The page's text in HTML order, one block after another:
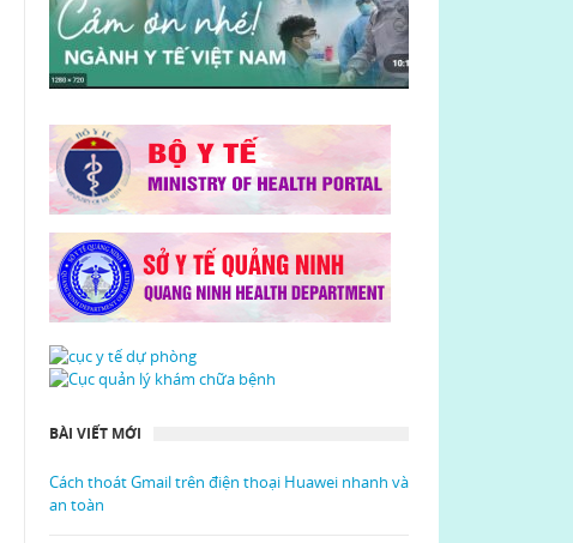
BÀI VIẾT MỚI
Cách thoát Gmail trên điện thoại Huawei nhanh và
an toàn